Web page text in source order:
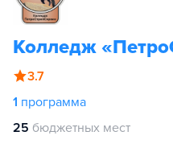
Колледж
3.7
1 программа
25 бюджетных мест